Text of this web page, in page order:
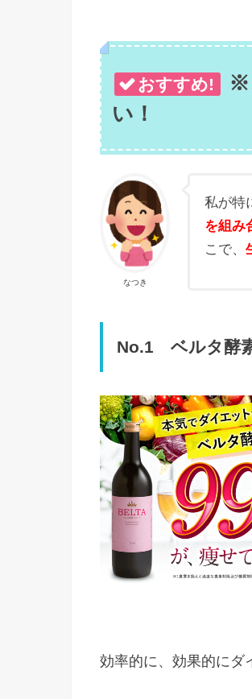
おすすめ!
※
い！
なつき
私が特
を組み
こで、
No.1 ベルタ酵
効率的に、効果的にダ